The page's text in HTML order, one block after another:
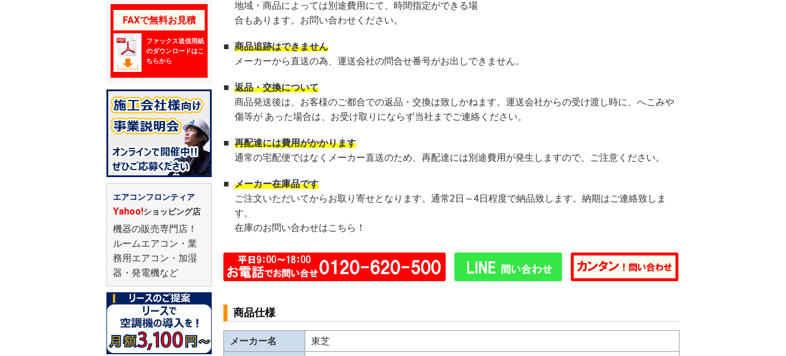
FAXで無料お見積
ファックス送信用紙
のダウンロードはこ
ちらから
エアコンフロンティア
Yahoo!ショッピング店
機器の販売専門店！
ルームエアコン・業
務用エアコン・加湿
器・発電機など
地域・商品によっては別途費用にて、時間指定ができる場
合もあります。お問い合わせください。
■ 商品追跡はできません
メーカーから直送の為、運送会社の問合せ番号がお出しできません。
■ 返品・交換について
商品発送後は、お客様のご都合での返品・交換は致しかねます。運送会社からの受け渡し時に、へこみや
傷等が あった場合は、お受け取りにならず当社までご連絡ください。
■ 再配達には費用がかかります
通常の宅配便ではなくメーカー直送のため、再配達には別途費用が発生しますので、ご注意ください。
■ メーカー在庫品です
ご注文いただいてからお取り寄せとなります。通常2日～4日程度で納品致します。納期はご連絡致しま
す。
在庫のお問い合わせはこちら！
商品仕様
メーカー名
東芝